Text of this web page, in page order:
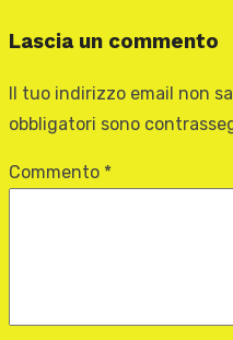
Lascia un commento
Il tuo indirizzo email non
obbligatori sono
Commento *